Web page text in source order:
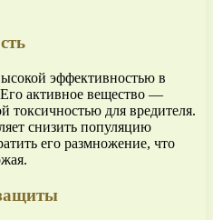
эффективностью в
активное вещество —
для вредителя.
снизить популяцию
его размножение, что